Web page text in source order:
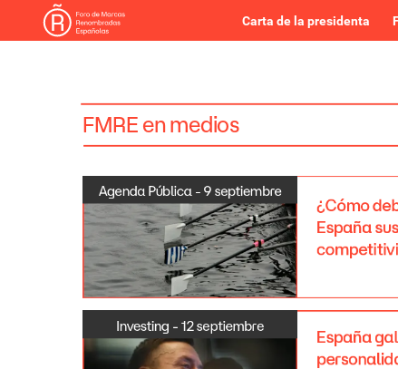
Carta de la presidenta
FMRE en medios
¿Cómo
España sus
Agenda Pública - 9 septiembre
España
Investing - 12 septiembre